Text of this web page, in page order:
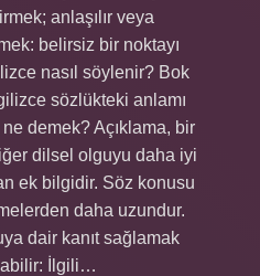
anlaşılır veya
belirsiz bir noktayı
nasıl söylenir? Bok
sözlükteki anlamı
ne demek? Açıklama, bir
dilsel olguyu daha iyi
ek bilgidir. Söz konusu
daha uzundur.
dair kanıt sağlamak
İlgili…